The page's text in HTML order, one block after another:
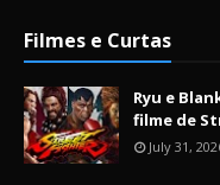
Filmes e Curtas
Ryu e
filme de
July 31,